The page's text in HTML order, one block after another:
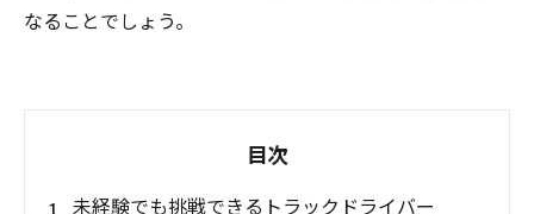
なることでしょう。
目次
未経験でも挑戦できるトラックドライバー